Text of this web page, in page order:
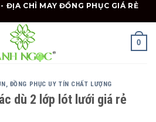
ĐỊA CHỈ MAY ĐỒNG PHỤC GIÁ RẺ
0
ĐỒNG PHỤC UY TÍN CHẤT LƯỢNG
dù 2 lớp lót lưới giá rẻ